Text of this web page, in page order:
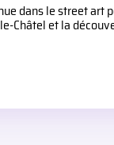
dans le street
Châtel et la